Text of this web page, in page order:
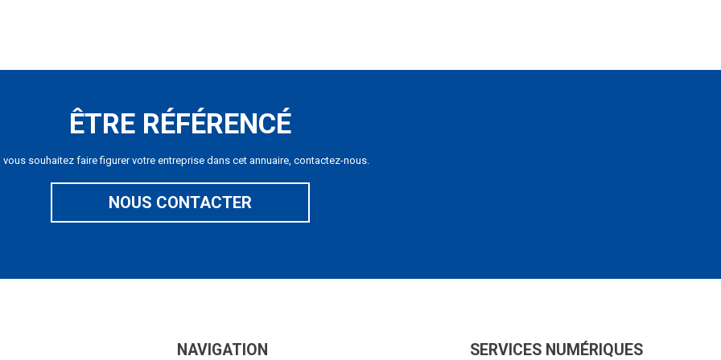
ÊTRE RÉFÉRENCÉ
vous souhaitez faire figurer votre entreprise dans cet annuaire, contactez-nous.
NOUS CONTACTER
NAVIGATION SERVICES NUMÉRIQUES